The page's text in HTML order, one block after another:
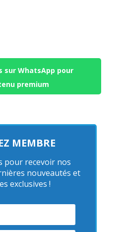
sur WhatsApp pour
premium
MEMBRE
pour recevoir nos
nouveautés et
exclusives !